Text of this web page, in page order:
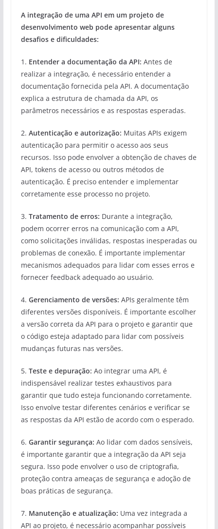
A integração de uma API em um projeto de
desenvolvimento web pode apresentar alguns
desafios e dificuldades:
1. Entender a documentação da API: Antes de
realizar a integração, é necessário entender a
documentação fornecida pela API. A documentação
explica a estrutura de chamada da API, os
parâmetros necessários e as respostas esperadas.
2. Autenticação e autorização: Muitas APIs exigem
autenticação para permitir o acesso aos seus
recursos. Isso pode envolver a obtenção de chaves de
API, tokens de acesso ou outros métodos de
autenticação. É preciso entender e implementar
corretamente esse processo no projeto.
3. Tratamento de erros: Durante a integração,
podem ocorrer erros na comunicação com a API,
como solicitações inválidas, respostas inesperadas ou
problemas de conexão. É importante implementar
mecanismos adequados para lidar com esses erros e
fornecer feedback adequado ao usuário.
4. Gerenciamento de versões: APIs geralmente têm
diferentes versões disponíveis. É importante escolher
a versão correta da API para o projeto e garantir que
o código esteja adaptado para lidar com possíveis
mudanças futuras nas versões.
5. Teste e depuração: Ao integrar uma API, é
indispensável realizar testes exhaustivos para
garantir que tudo esteja funcionando corretamente.
Isso envolve testar diferentes cenários e verificar se
as respostas da API estão de acordo com o esperado.
6. Garantir segurança: Ao lidar com dados sensíveis,
é importante garantir que a integração da API seja
segura. Isso pode envolver o uso de criptografia,
proteção contra ameaças de segurança e adoção de
boas práticas de segurança.
7. Manutenção e atualização: Uma vez integrada a
API ao projeto, é necessário acompanhar possíveis